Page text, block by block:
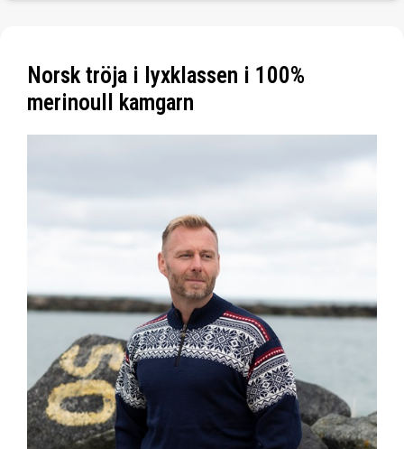
Norsk tröja i lyxklassen i 100%
merinoull kamgarn